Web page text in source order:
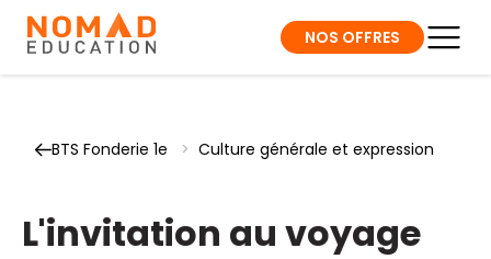
NOS OFFRES
BTS Fonderie 1e > Culture générale et expression
L'invitation au voyage